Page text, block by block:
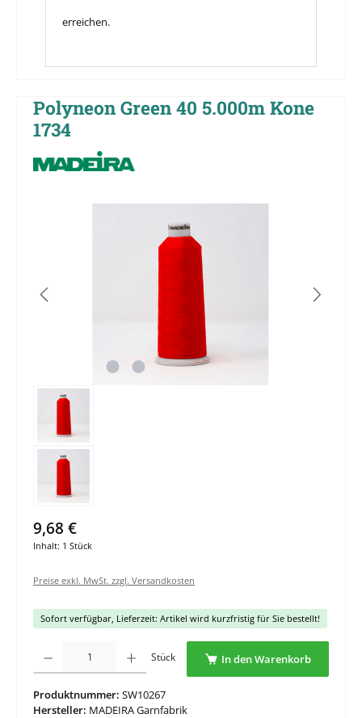
erreichen.
Polyneon Green 40 5.000m Kone
1734
9,68 €
Inhalt: 1 Stück
Preise exkl. MwSt. zzgl. Versandkosten
Sofort verfügbar, Lieferzeit: Artikel wird kurzfristig für Sie bestellt!
Produkt Anzahl: Gib den gewünschten Wert ein oder benutze die Schaltflächen um
Stück In den Warenkorb
Produktnummer: SW10267
Hersteller: MADEIRA Garnfabrik